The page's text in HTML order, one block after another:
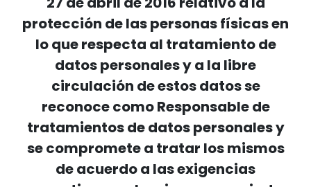
protección de las personas físicas en
lo que respecta al tratamiento de
datos personales y a la libre
circulación de estos datos se
reconoce como Responsable de
tratamientos de datos personales y
se compromete a tratar los mismos
de acuerdo a las exigencias